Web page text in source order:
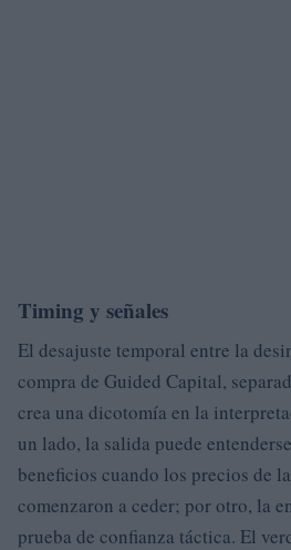
Timing y señales
El desajuste temporal entre la
compra de Guided Capital,
crea una dicotomía en la
un lado, la salida puede
beneficios cuando los precios de
comenzaron a ceder; por otro, la
prueba de confianza táctica. El